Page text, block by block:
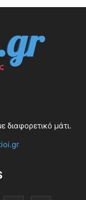
διαφορετικό μάτι.